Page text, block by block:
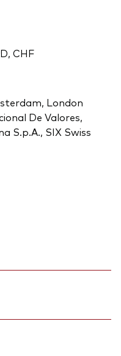
CHF
London
De Valores,
S.p.A., SIX Swiss